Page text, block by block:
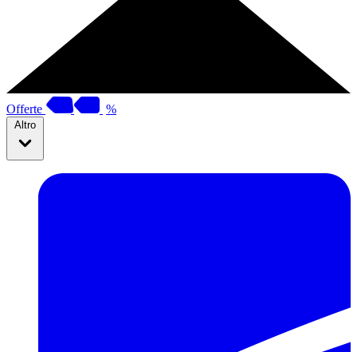
Offerte %
Altro